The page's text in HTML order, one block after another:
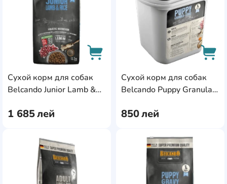
Сухой корм для собак
Belcando Junior Lamb &
1 685лей
AddCardToCart
Сухой корм для собак
Belcando Puppy Granula
850лей
AddCardToFavourite